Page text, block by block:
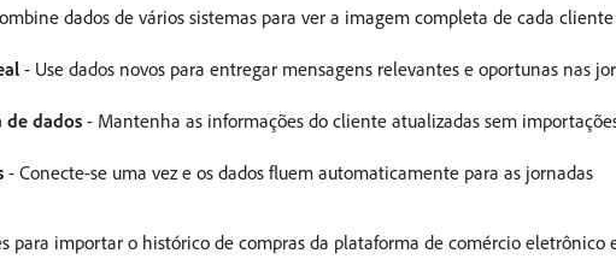
dados de vários sistemas para ver a imagem completa de cada cliente
- Use dados novos para entregar mensagens relevantes e oportunas nas
de dados - Mantenha as informações do cliente atualizadas sem
- Conecte-se uma vez e os dados fluem automaticamente para as jornadas
para importar o histórico de compras da plataforma de comércio